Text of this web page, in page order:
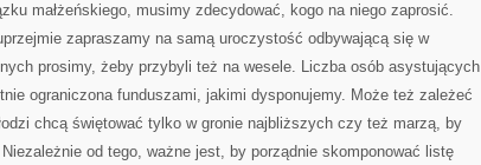
małżeńskiego, musimy zdecydować, kogo na niego zaprosić.
zapraszamy na samą uroczystość odbywającą się w
prosimy, żeby przybyli też na wesele. Liczba osób asystujących
ograniczona funduszami, jakimi dysponujemy. Może też zależeć
chcą świętować tylko w gronie najbliższych czy też marzą, by
od tego, ważne jest, by porządnie skomponować listę